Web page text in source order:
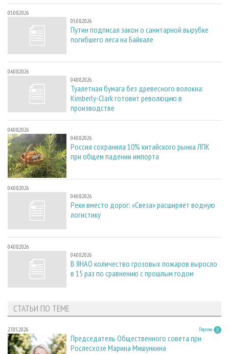
05.08.2026
05.08.2026
Путин подписал закон о санитарной вырубке
погибшего леса на Байкале
04.08.2026
04.08.2026
Туалетная бумага без древесного волокна:
Kimberly-Clark готовит революцию в
производстве
04.08.2026
04.08.2026
Россия сохранила 10% китайского рынка ЛПК
при общем падении импорта
04.08.2026
04.08.2026
Реки вместо дорог: «Свеза» расширяет водную
логистику
04.08.2026
04.08.2026
В ЯНАО количество грозовых пожаров выросло
в 15 раз по сравнению с прошлым годом
СТАТЬИ ПО ТЕМЕ
27.05.2026 Персона
Председатель Общественного совета при
Рослесхозе Марина Мишункина